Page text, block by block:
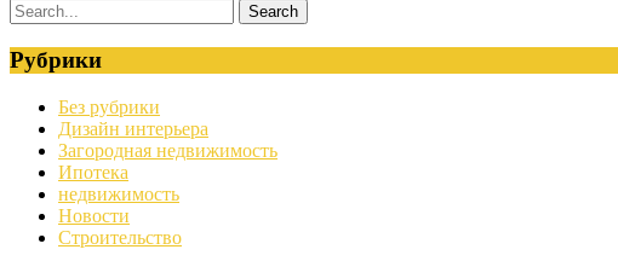
Рубрики
Без рубрики
Дизайн интерьера
Загородная недвижимость
Ипотека
недвижимость
Новости
Строительство